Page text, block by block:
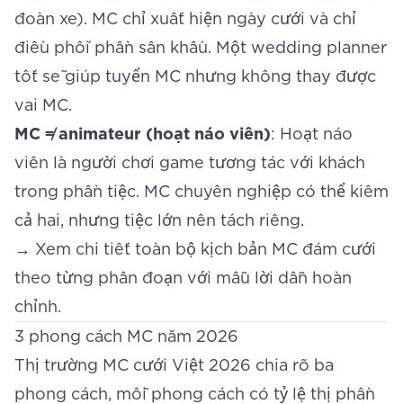
đoàn xe). MC chỉ xuất hiện ngày cưới và chỉ
điều phối phần sân khấu. Một wedding planner
tốt sẽ giúp tuyển MC nhưng không thay được
vai MC.
MC ≠ animateur (hoạt náo viên): Hoạt náo
viên là người chơi game tương tác với khách
trong phần tiệc. MC chuyên nghiệp có thể kiêm
cả hai, nhưng tiệc lớn nên tách riêng.
→ Xem chi tiết toàn bộ kịch bản MC đám cưới
theo từng phân đoạn với mẫu lời dẫn hoàn
chỉnh.
3 phong cách MC năm 2026
Thị trường MC cưới Việt 2026 chia rõ ba
phong cách, mỗi phong cách có tỷ lệ thị phần